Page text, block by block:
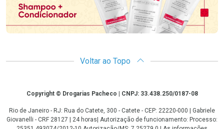
Voltar ao Topo
CopyrightCopyright © Drogarias Pacheco | CNPJ: 33.438.250/0187-08
Rio de Janeiro - RJ: Rua do Catete, 300 - Catete - CEP: 22220-000 | Gabriele
Giovanelli - CRF 28127 | 24 horas| Autorização de funcionamento: Processo: